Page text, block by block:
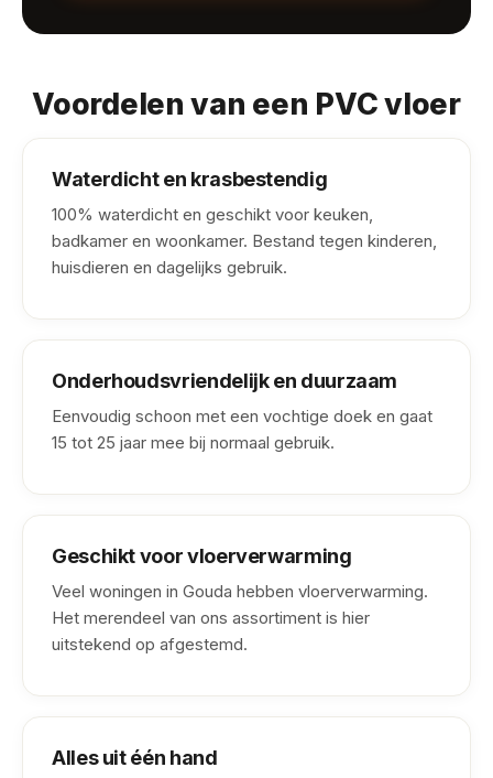
Voordelen van een PVC vloer
Waterdicht en krasbestendig
100% waterdicht en geschikt voor keuken,
badkamer en woonkamer. Bestand tegen kinderen,
huisdieren en dagelijks gebruik.
Onderhoudsvriendelijk en duurzaam
Eenvoudig schoon met een vochtige doek en gaat
15 tot 25 jaar mee bij normaal gebruik.
Geschikt voor vloerverwarming
Veel woningen in Gouda hebben vloerverwarming.
Het merendeel van ons assortiment is hier
uitstekend op afgestemd.
Alles uit één hand